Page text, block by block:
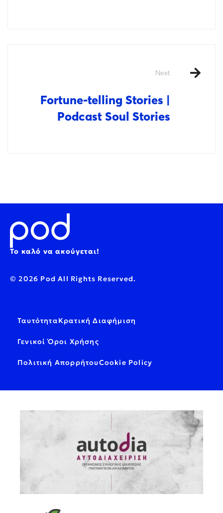
Next
Fortune-telling Stories |
Podcast Soul Stories
Το καλό να ακούγεται!
© 2026 Pod All Rights Reserved.
ΤαυτότηταΚρατική Διαφήμιση
Γενικοί Όροι Χρήσης
Πολιτική ΑπορρήτουCookie Policy